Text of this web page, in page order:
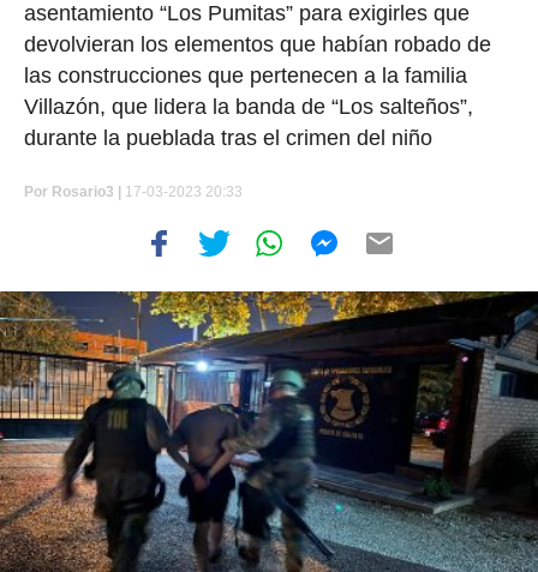
asentamiento “Los Pumitas” para exigirles que
devolvieran los elementos que habían robado de
las construcciones que pertenecen a la familia
Villazón, que lidera la banda de “Los salteños”,
durante la pueblada tras el crimen del niño
Por Rosario3 | 17-03-2023 20:33